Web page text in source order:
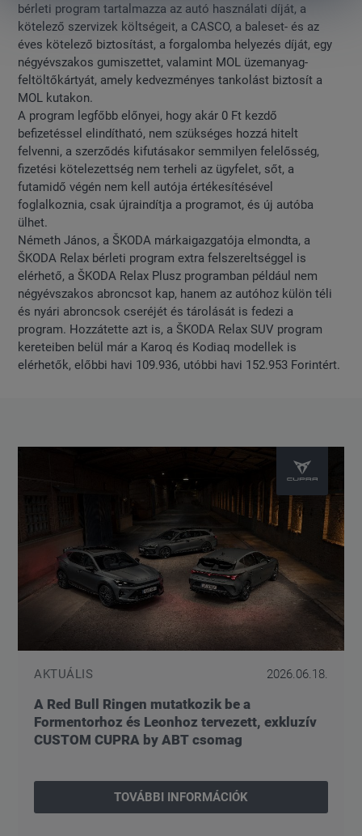
bérleti program tartalmazza az autó használati díját, a
kötelező szervizek költségeit, a CASCO, a baleset- és az
éves kötelező biztosítást, a forgalomba helyezés díját, egy
négyévszakos gumiszettet, valamint MOL üzemanyag-
feltöltőkártyát, amely kedvezményes tankolást biztosít a
MOL kutakon.
A program legfőbb előnyei, hogy akár 0 Ft kezdő
befizetéssel elindítható, nem szükséges hozzá hitelt
felvenni, a szerződés kifutásakor semmilyen felelősség,
fizetési kötelezettség nem terheli az ügyfelet, sőt, a
futamidő végén nem kell autója értékesítésével
foglalkoznia, csak újraindítja a programot, és új autóba
ülhet.
Németh János, a ŠKODA márkaigazgatója elmondta, a
ŠKODA Relax bérleti program extra felszereltséggel is
elérhető, a ŠKODA Relax Plusz programban például nem
négyévszakos abroncsot kap, hanem az autóhoz külön téli
és nyári abroncsok cseréjét és tárolását is fedezi a
program. Hozzátette azt is, a ŠKODA Relax SUV program
kereteiben belül már a Karoq és Kodiaq modellek is
elérhetők, előbbi havi 109.936, utóbbi havi 152.953 Forintért.
AKTUÁLIS 2026.06.18.
A Red Bull Ringen mutatkozik be a
Formentorhoz és Leonhoz tervezett, exkluzív
CUSTOM CUPRA by ABT csomag
TOVÁBBI INFORMÁCIÓK